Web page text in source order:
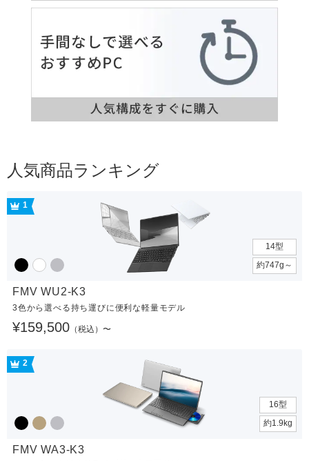
人気商品ランキング
1
14型
約747g～
FMV WU2-K3
3色から選べる持ち運びに便利な軽量モデル
¥159,500 （税込）〜
2
16型
約1.9kg
FMV WA3-K3